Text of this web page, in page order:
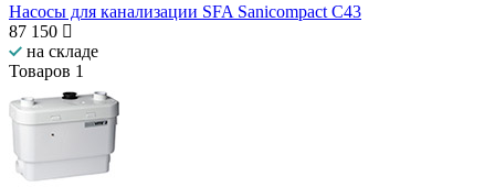
Насосы для канализации SFA Sanicompact C43
87 150
на складе
Товаров 1